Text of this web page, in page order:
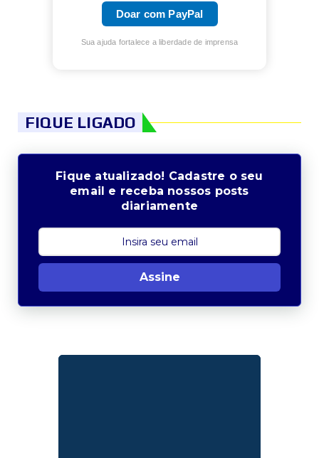
Doar com PayPal
Sua ajuda fortalece a liberdade de imprensa
FIQUE LIGADO
Fique atualizado! Cadastre o seu
email e receba nossos posts
diariamente
Assine